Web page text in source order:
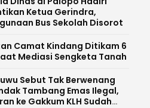
Ketua Gerindra,
Bus Sekolah Disorot
Camat Kindang Ditikam 6
Mediasi Sengketa Tanah
Sebut Tak Berwenang
Tambang Emas Ilegal,
ke Gakkum KLH Sudah